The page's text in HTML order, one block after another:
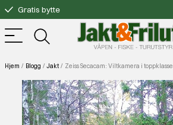
Gratis bytte
Fri frakt over 3000.-
Hjem Blogg Jakt Zeiss Secacam: Viltkamera i toppklasse